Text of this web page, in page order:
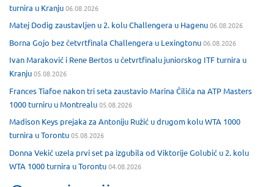
turnira u Kranju06.08.2026
Matej Dodig zaustavljen u 2. kolu Challengera u Hagenu06.08.2026
Borna Gojo bez četvrtfinala Challengera u Lexingtonu06.08.2026
Ivan Maraković i Rene Bertos u četvrtfinalu juniorskog ITF turnira u
Kranju05.08.2026
Frances Tiafoe nakon tri seta zaustavio Marina Čilića na ATP Masters
1000 turniru u Montrealu05.08.2026
Madison Keys prejaka za Antoniju Ružić u drugom kolu WTA 1000
turnira u Torontu05.08.2026
Donna Vekić uzela prvi set pa izgubila od Viktorije Golubić u 2. kolu
WTA 1000 turnira u Torontu04.08.2026